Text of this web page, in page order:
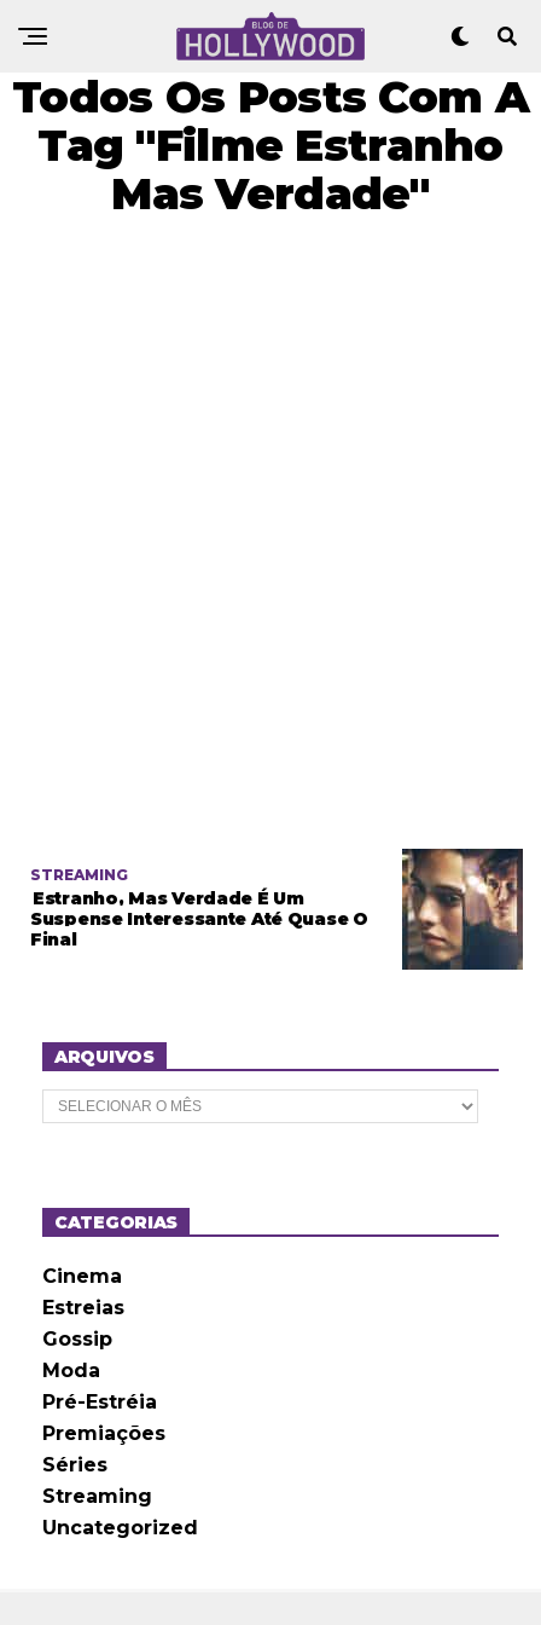
Todos Os Posts Com A
Tag "Filme Estranho
Mas Verdade"
STREAMING
Estranho, Mas Verdade É Um
Suspense Interessante Até Quase O
Final
ARQUIVOS
A
r
o
sCATEGORIAS
Cinema
Estreias
Gossip
Moda
Pré-Estréia
Premiações
Séries
Streaming
Uncategorized